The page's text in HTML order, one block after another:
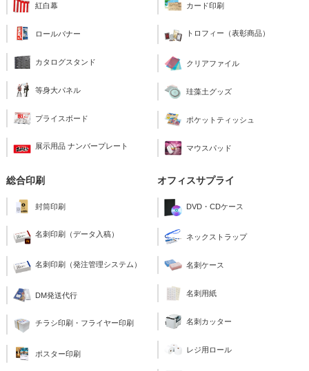
紅白幕
ロールバナー
カタログスタンド
等身大パネル
プライスボード
展示用品 ナンバープレート
カード印刷
トロフィー（表彰商品）
クリアファイル
珪藻土グッズ
ポケットティッシュ
マウスパッド
総合印刷
封筒印刷
名刺印刷（データ入稿）
名刺印刷（発注管理システム）
DM発送代行
チラシ印刷・フライヤー印刷
ポスター印刷
オフィスサプライ
DVD・CDケース
ネックストラップ
名刺ケース
名刺用紙
名刺カッター
レジ用ロール